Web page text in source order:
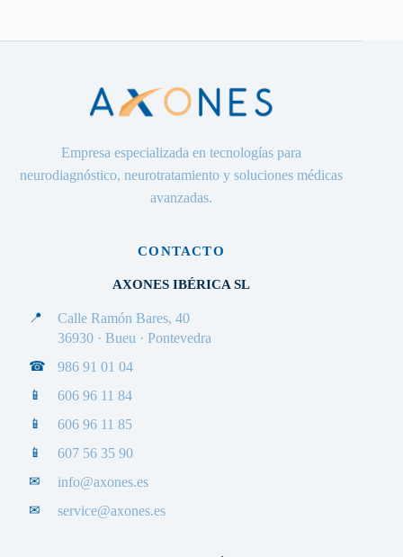
Empresa especializada en tecnologías para
neurodiagnóstico, neurotratamiento y soluciones médicas
avanzadas.
CONTACTO
AXONES IBÉRICA SL
📍
Calle Ramón Bares, 40
36930 · Bueu · Pontevedra
☎ 986 91 01 04
📱 606 96 11 84
📱 606 96 11 85
📱 607 56 35 90
✉ info@axones.es
✉ service@axones.es